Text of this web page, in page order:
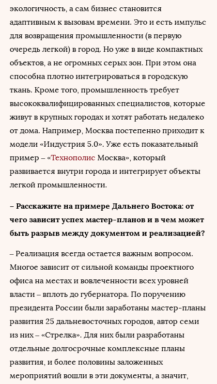
экологичность, а сам бизнес становится
адаптивным к вызовам времени. Это и есть импульс
для возвращения промышленности (в первую
очередь легкой) в город. Но уже в виде компактных
объектов, а не огромных серых зон. При этом она
способна плотно интегрироваться в городскую
ткань. Кроме того, промышленность требует
высококвалифицированных специалистов, которые
живут в крупных городах и хотят работать недалеко
от дома. Например, Москва постепенно приходит к
модели «Индустрия 5.0». Уже есть показательный
пример – «Технополис Москва», который
развивается внутри города и интегрирует объекты
легкой промышленности.
– Расскажите на примере Дальнего Востока: от
чего зависит успех мастер-планов и в чем может
быть разрыв между документом и реализацией?
– Реализация всегда остается важным вопросом.
Многое зависит от сильной команды проектного
офиса на местах и вовлеченности всех уровней
власти – вплоть до губернатора. По поручению
президента России были заработаны мастер-планы
развития 25 дальневосточных городов, автор семи
из них – «Стрелка». Для них были разработаны
отдельные долгосрочные комплексные планы
развития, и более половины заложенных
мероприятий вошли в эти документы, а значит,